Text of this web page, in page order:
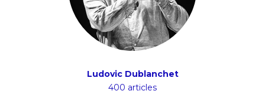
Ludovic Dublanchet
400 articles